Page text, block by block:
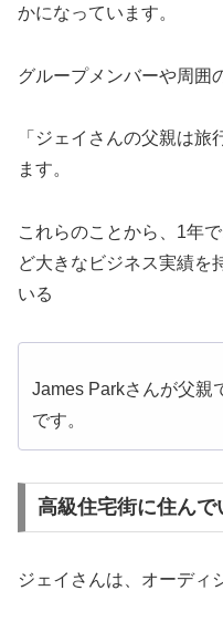
かになっています。
グループメンバーや周囲
「ジェイさんの父親は
ます。
これらのことから、1年
ど大きなビジネス実績を
いる
James Parkさんが父親
です。
高級住宅街に住んで
ジェイさんは、オーディ